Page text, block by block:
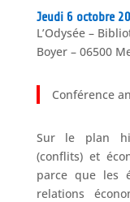
Jeudi 6 octobre
L’Odysée –
Boyer – 06500
Conférence
Sur le plan
(conflits) et
parce que les
relations